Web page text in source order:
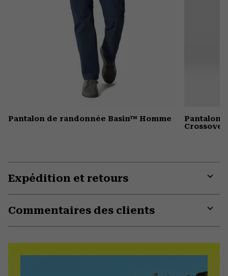
Pantalon de randonnée Basin™ Homme
Pantalon
Crossover
Expédition et retours
Commentaires des clients